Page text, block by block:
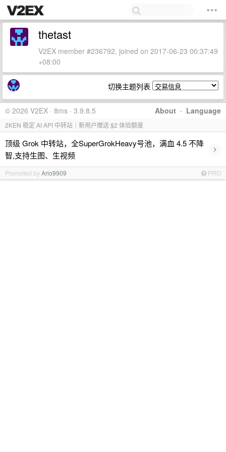
thetast
V2EX member #236792, joined on 2017-06-23 00:37:49
+08:00
切换主题列表
About · Language
© 2026 V2EX · 8ms · 3.9.8.5
2KEN 稳定 AI API 中转站｜新用户赠送 $2 体验额度
顶级 Grok 中转站，全SuperGrokHeavy号池，满血 4.5 不降
智,支持生图、生视频
›
Promoted byArlo9909 PRO